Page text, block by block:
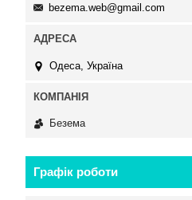
bezema.web@gmail.com
Одеса, Україна
Безема
Графік роботи